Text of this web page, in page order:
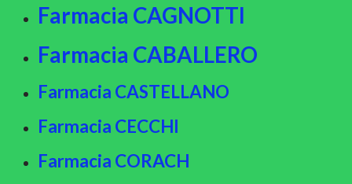
Farmacia CAGNOTTI
Farmacia CABALLERO
Farmacia CASTELLANO
Farmacia CECCHI
Farmacia CORACH